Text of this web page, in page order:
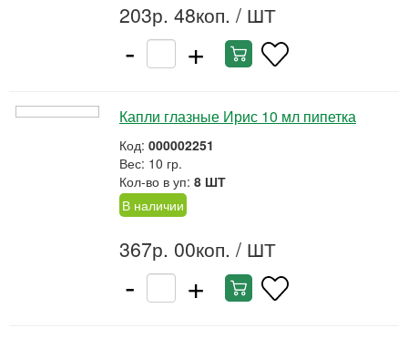
203р. 48коп. / ШТ
- +
Капли глазные Ирис 10 мл пипетка
Код: 000002251
Вес: 10 гр.
Кол-во в уп: 8 ШТ
В наличии
367р. 00коп. / ШТ
- +